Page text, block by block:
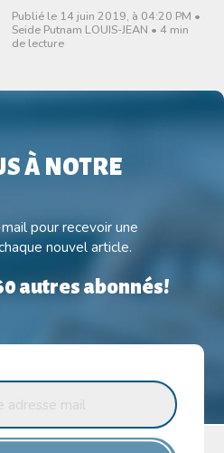
Publié le 14 juin 2019, à 04:20 PM •
Seide Putnam LOUIS-JEAN • 4 min
de lecture
À NOTRE
pour recevoir une
nouvel article.
autres abonnés!